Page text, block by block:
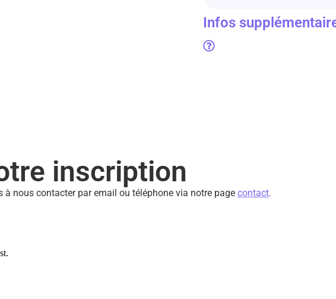
Infos
inscription
à nous contacter par email ou téléphone via notre page contact.